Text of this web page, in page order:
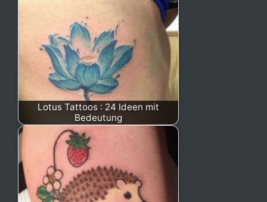
Lotus Tattoos : 24 Ideen mit
Bedeutung